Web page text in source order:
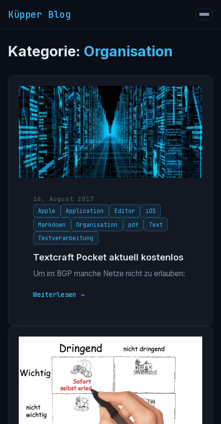
Küpper Blog
Kategorie: Organisation
16. August 2017
Apple Application Editor
iOS
Markdown
Organisation pdf
Text
Textverarbeitung
Textcraft Pocket aktuell kostenlos
Um im BGP manche Netze nicht zu erlauben:
Weiterlesen →